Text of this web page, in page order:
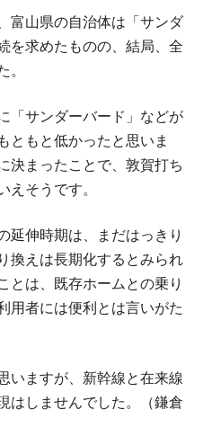
富山県の自治体は「サンダ
を求めたものの、結局、全
。
「サンダーバード」などが
ともと低かったと思いま
決まったことで、敦賀打ち
えそうです。
延伸時期は、まだはっきり
換えは長期化するとみられ
とは、既存ホームとの乗り
用者には便利とは言いがた
いますが、新幹線と在来線
はしませんでした。（鎌倉